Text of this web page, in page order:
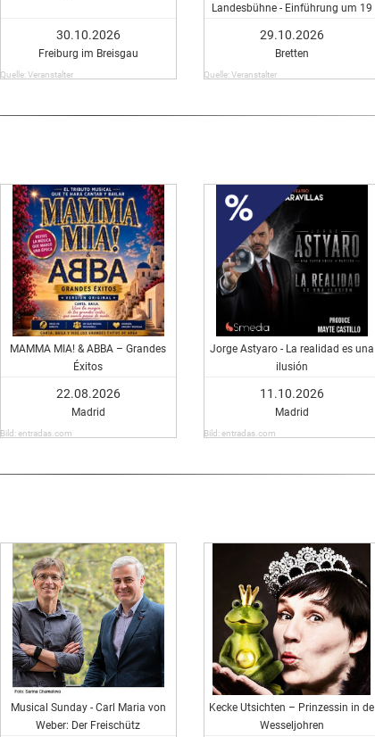
30.10.2026
Freiburg im Breisgau
Quelle: Veranstalter
Landesbühne - Einführung um 19
29.10.2026
Bretten
Quelle: Veranstalter
MAMMA MIA! & ABBA – Grandes
Éxitos
22.08.2026
Madrid
Bild: entradas.com
Jorge Astyaro - La realidad es una
ilusión
11.10.2026
Madrid
Bild: entradas.com
Musical Sunday - Carl Maria von
Weber: Der Freischütz
Kecke Utsichten – Prinzessin in de
Wesseljohren